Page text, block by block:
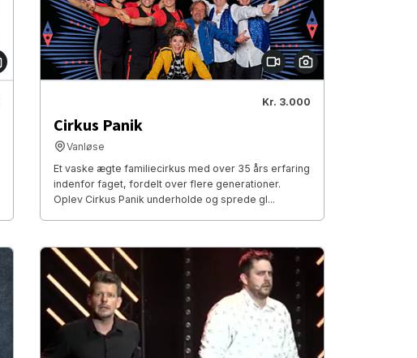
Kr. 3.000
Cirkus Panik
Vanløse
Et vaske ægte familiecirkus med over 35 års erfaring
indenfor faget, fordelt over flere generationer.
Oplev Cirkus Panik underholde og sprede gl...